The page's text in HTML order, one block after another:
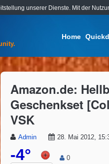
Home
Amazon.de:
Geschenkset
VSK
Admin 28. Mai 2012,
-4° 0
unserer Dienste. Mit der